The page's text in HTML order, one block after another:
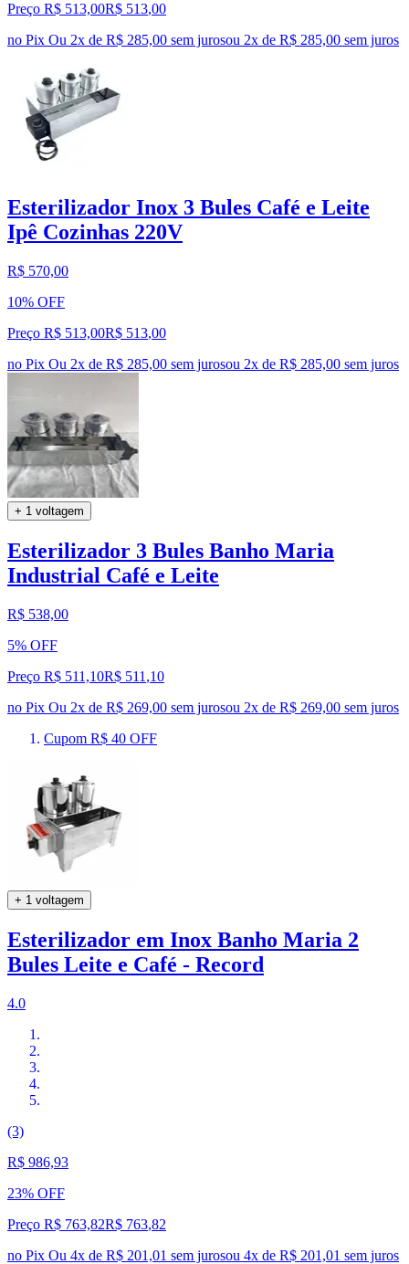
Preço R$ 513,00R$ 513,00
no Pix Ou 2x de R$ 285,00 sem jurosou 2x de R$ 285,00 sem juros
Esterilizador Inox 3 Bules Café e Leite
Ipê Cozinhas 220V
R$ 570,00
10% OFF
Preço R$ 513,00R$ 513,00
no Pix Ou 2x de R$ 285,00 sem jurosou 2x de R$ 285,00 sem juros
+ 1 voltagem
Esterilizador 3 Bules Banho Maria
Industrial Café e Leite
R$ 538,00
5% OFF
Preço R$ 511,10R$ 511 ,10
no Pix Ou 2x de R$ 269,00 sem jurosou 2x de R$ 269,00 sem juros
Cupom R$ 40 OFF
+ 1 voltagem
Esterilizador em Inox Banho Maria 2
Bules Leite e Café - Record
4.0
(3)
R$ 986,93
23% OFF
Preço R$ 763,82R$ 763,82
no Pix Ou 4x de R$ 201,01 sem jurosou 4x de R$ 201,01 sem juros